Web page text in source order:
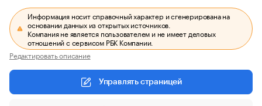
Информация носит справочный характер и сгенерирована на
основании данных из открытых источников.
Компания не является пользователем и не имеет деловых
отношений с сервисом РБК Компании.
Редактировать описание
Управлять страницей